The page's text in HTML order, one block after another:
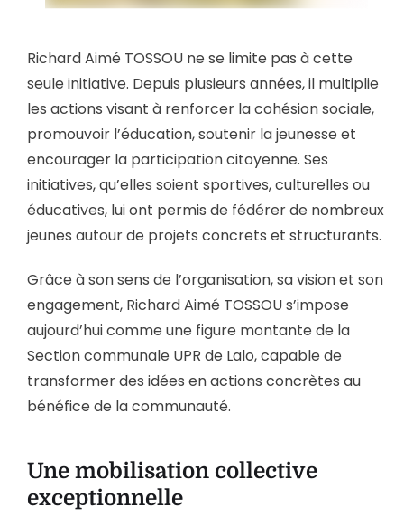
Richard Aimé TOSSOU ne se limite pas à cette
seule initiative. Depuis plusieurs années, il multiplie
les actions visant à renforcer la cohésion sociale,
promouvoir l’éducation, soutenir la jeunesse et
encourager la participation citoyenne. Ses
initiatives, qu’elles soient sportives, culturelles ou
éducatives, lui ont permis de fédérer de nombreux
jeunes autour de projets concrets et structurants.
Grâce à son sens de l’organisation, sa vision et son
engagement, Richard Aimé TOSSOU s’impose
aujourd’hui comme une figure montante de la
Section communale UPR de Lalo, capable de
transformer des idées en actions concrètes au
bénéfice de la communauté.
Une mobilisation collective
exceptionnelle